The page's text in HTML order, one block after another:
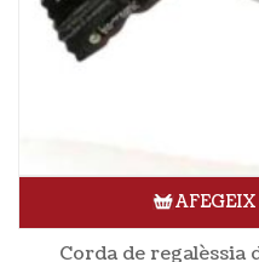
Corda de regalèssia